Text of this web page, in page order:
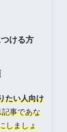
ける方
たい人向け
事であな
しましょ